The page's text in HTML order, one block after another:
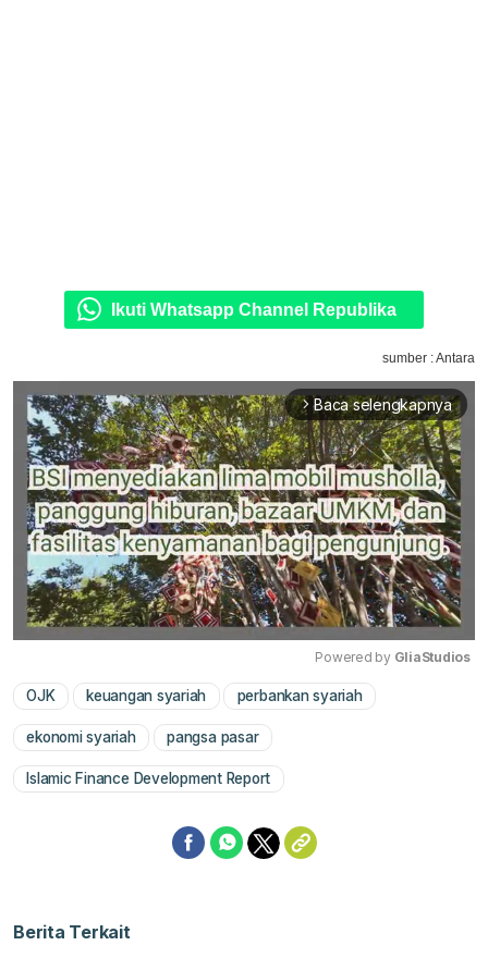
Ikuti Whatsapp Channel Republika
sumber : Antara
arrow_forward_ios Baca selengkapnya
Powered by GliaStudios
OJK keuangan syariah perbankan syariah
ekonomi syariah pangsa pasar
Islamic Finance Development Report
Berita Terkait